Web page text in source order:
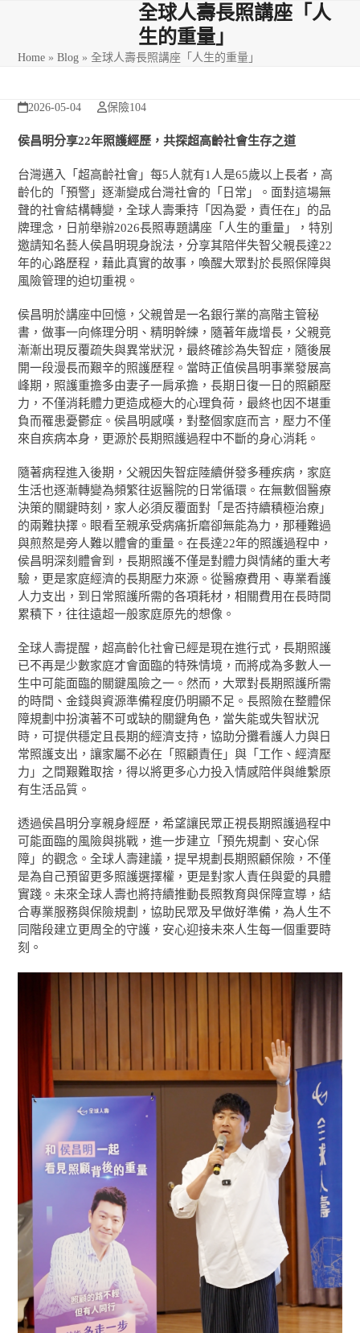
menu
menu
全球人壽長照講座「人
生的重量」
Home »Blog »全球人壽長照講座「人生的重量」
2026-05-04 保險104
侯昌明分享22年照護經歷，共探超高齡社會生存之道
台灣邁入「超高齡社會」每5人就有1人是65歲以上長者，高
齡化的「預警」逐漸變成台灣社會的「日常」。面對這場無
聲的社會結構轉變，全球人壽秉持「因為愛，責任在」的品
牌理念，日前舉辦2026長照專題講座「人生的重量」，特別
邀請知名藝人侯昌明現身說法，分享其陪伴失智父親長達22
年的心路歷程，藉此真實的故事，喚醒大眾對於長照保障與
風險管理的迫切重視。
侯昌明於講座中回憶，父親曾是一名銀行業的高階主管秘
書，做事一向條理分明、精明幹練，隨著年歲增長，父親竟
漸漸出現反覆疏失與異常狀況，最終確診為失智症，隨後展
開一段漫長而艱辛的照護歷程。當時正值侯昌明事業發展高
峰期，照護重擔多由妻子一肩承擔，長期日復一日的照顧壓
力，不僅消耗體力更造成極大的心理負荷，最終也因不堪重
負而罹患憂鬱症。侯昌明感嘆，對整個家庭而言，壓力不僅
來自疾病本身，更源於長期照護過程中不斷的身心消耗。
隨著病程進入後期，父親因失智症陸續併發多種疾病，家庭
生活也逐漸轉變為頻繁往返醫院的日常循環。在無數個醫療
決策的關鍵時刻，家人必須反覆面對「是否持續積極治療」
的兩難抉擇。眼看至親承受病痛折磨卻無能為力，那種難過
與煎熬是旁人難以體會的重量。在長達22年的照護過程中，
侯昌明深刻體會到，長期照護不僅是對體力與情緒的重大考
驗，更是家庭經濟的長期壓力來源。從醫療費用、專業看護
人力支出，到日常照護所需的各項耗材，相關費用在長時間
累積下，往往遠超一般家庭原先的想像。
全球人壽提醒，超高齡化社會已經是現在進行式，長期照護
已不再是少數家庭才會面臨的特殊情境，而將成為多數人一
生中可能面臨的關鍵風險之一。然而，大眾對長期照護所需
的時間、金錢與資源準備程度仍明顯不足。長照險在整體保
障規劃中扮演著不可或缺的關鍵角色，當失能或失智狀況
時，可提供穩定且長期的經濟支持，協助分攤看護人力與日
常照護支出，讓家屬不必在「照顧責任」與「工作、經濟壓
力」之間艱難取捨，得以將更多心力投入情感陪伴與維繫原
有生活品質。
透過侯昌明分享親身經歷，希望讓民眾正視長期照護過程中
可能面臨的風險與挑戰，進一步建立「預先規劃、安心保
障」的觀念。全球人壽建議，提早規劃長期照顧保險，不僅
是為自己預留更多照護選擇權，更是對家人責任與愛的具體
實踐。未來全球人壽也將持續推動長照教育與保障宣導，結
合專業服務與保險規劃，協助民眾及早做好準備，為人生不
同階段建立更周全的守護，安心迎接未來人生每一個重要時
刻。